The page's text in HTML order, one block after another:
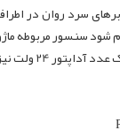
سرد روان در
سنسور مربوطه
همین سایت تهیه فرمایید